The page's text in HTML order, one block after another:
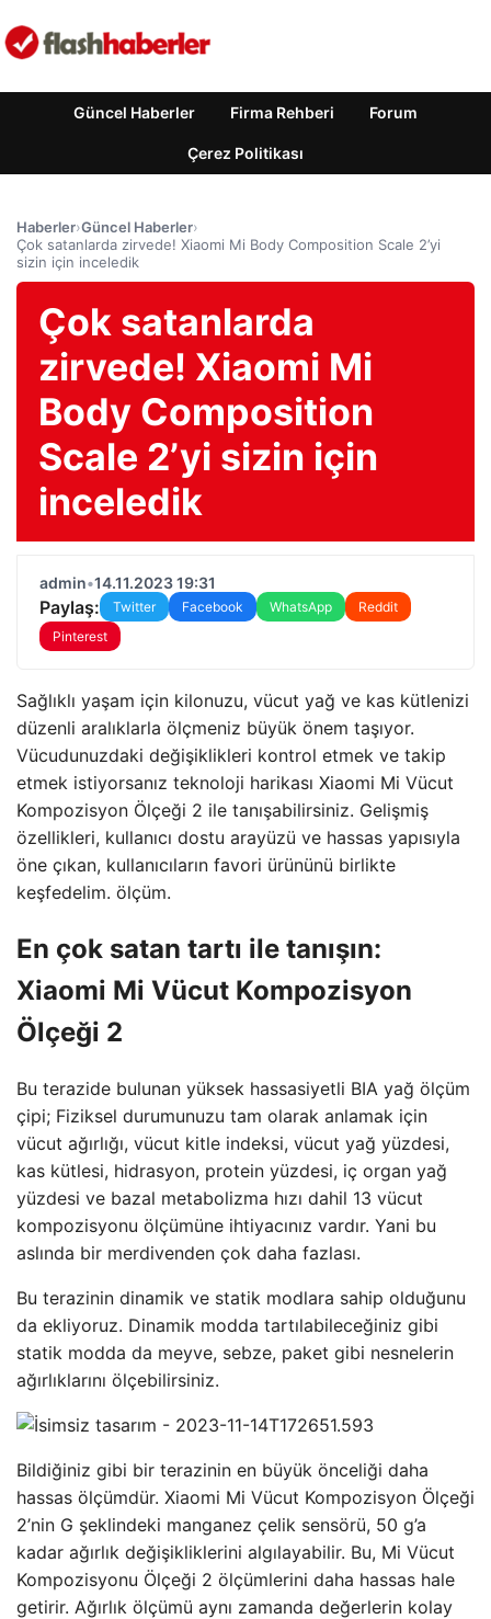
Güncel Haberler Firma Rehberi Forum
Çerez Politikası
Haberler›Güncel Haberler›
Çok satanlarda zirvede! Xiaomi Mi Body Composition Scale 2’yi
sizin için inceledik
Çok satanlarda
zirvede! Xiaomi Mi
Body Composition
Scale 2’yi sizin için
inceledik
admin•14.11.2023 19:31
Paylaş: Twitter Facebook WhatsApp
Reddit
Pinterest
Sağlıklı yaşam için kilonuzu, vücut yağ ve kas kütlenizi
düzenli aralıklarla ölçmeniz büyük önem taşıyor.
Vücudunuzdaki değişiklikleri kontrol etmek ve takip
etmek istiyorsanız teknoloji harikası Xiaomi Mi Vücut
Kompozisyon Ölçeği 2 ile tanışabilirsiniz. Gelişmiş
özellikleri, kullanıcı dostu arayüzü ve hassas yapısıyla
öne çıkan, kullanıcıların favori ürününü birlikte
keşfedelim. ölçüm.
En çok satan tartı ile tanışın:
Xiaomi Mi Vücut Kompozisyon
Ölçeği 2
Bu terazide bulunan yüksek hassasiyetli BIA yağ ölçüm
çipi; Fiziksel durumunuzu tam olarak anlamak için
vücut ağırlığı, vücut kitle indeksi, vücut yağ yüzdesi,
kas kütlesi, hidrasyon, protein yüzdesi, iç organ yağ
yüzdesi ve bazal metabolizma hızı dahil 13 vücut
kompozisyonu ölçümüne ihtiyacınız vardır. Yani bu
aslında bir merdivenden çok daha fazlası.
Bu terazinin dinamik ve statik modlara sahip olduğunu
da ekliyoruz. Dinamik modda tartılabileceğiniz gibi
statik modda da meyve, sebze, paket gibi nesnelerin
ağırlıklarını ölçebilirsiniz.
Bildiğiniz gibi bir terazinin en büyük önceliği daha
hassas ölçümdür. Xiaomi Mi Vücut Kompozisyon Ölçeği
2’nin G şeklindeki manganez çelik sensörü, 50 g’a
kadar ağırlık değişikliklerini algılayabilir. Bu, Mi Vücut
Kompozisyonu Ölçeği 2 ölçümlerini daha hassas hale
getirir. Ağırlık ölçümü aynı zamanda değerlerin kolay